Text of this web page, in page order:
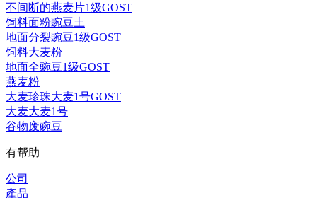
不间断的燕麦片1级GOST
饲料面粉豌豆土
地面分裂豌豆1级GOST
饲料大麦粉
地面全豌豆1级GOST
燕麦粉
大麦珍珠大麦1号GOST
大麦大麦1号
谷物废豌豆
有帮助
公司
產品